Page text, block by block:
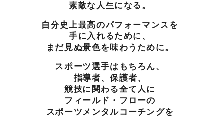
素敵な人生になる。
自分史上最高のパフォーマンスを
手に入れるために、
まだ見ぬ景色を味わうために。
スポーツ選手はもちろん、
指導者、保護者、
競技に関わる全て人に
フィールド・フローの
スポーツメンタルコーチングを